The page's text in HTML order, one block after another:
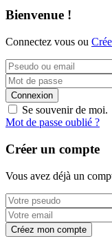
Bienvenue !
Connectez vous ou
Connexion
Se souvenir de moi.
Mot de passe oublié ?
Créer un compte
Vous avez déjà un
Créez mon compte